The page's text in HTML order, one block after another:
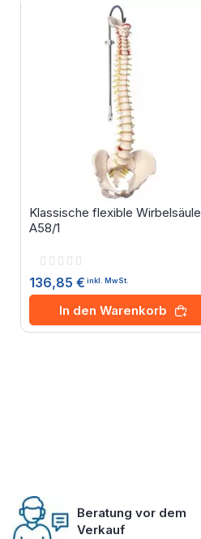
Klassische flexible Wirbelsäule
A58/1
Rating:
136,85 € inkl. MwSt.
In den Warenkorb
Beratung vor dem
Verkauf